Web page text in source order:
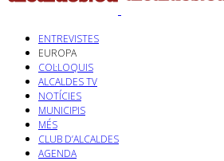
ENTREVISTES
EUROPA
COL·LOQUIS
ALCALDES TV
NOTÍCIES
MUNICIPIS
MÉS
CLUB D’ALCALDES
AGENDA